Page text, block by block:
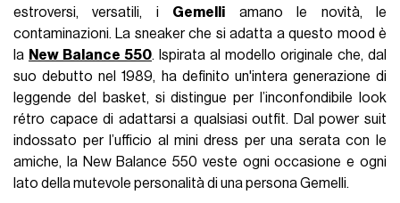
estroversi, versatili, i Gemelli amano le novità, le
contaminazioni. La sneaker che si adatta a questo mood è
la New Balance 550. Ispirata al modello originale che, dal
suo debutto nel 1989, ha definito un'intera generazione di
leggende del basket, si distingue per l’inconfondibile look
rétro capace di adattarsi a qualsiasi outfit. Dal power suit
indossato per l’ufficio al mini dress per una serata con le
amiche, la New Balance 550 veste ogni occasione e ogni
lato della mutevole personalità di una persona Gemelli.